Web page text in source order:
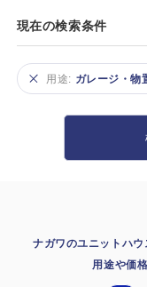
営
事務所・作業場
現在の検索条件
用途: ガレージ・物
ナガワのユニットハウ
用途や価